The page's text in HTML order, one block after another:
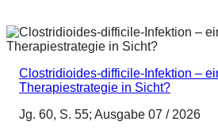
Clostridioides-difficile-Infektion –
Therapiestrategie in Sicht?
Jg. 60, S. 55; Ausgabe 07 / 2026